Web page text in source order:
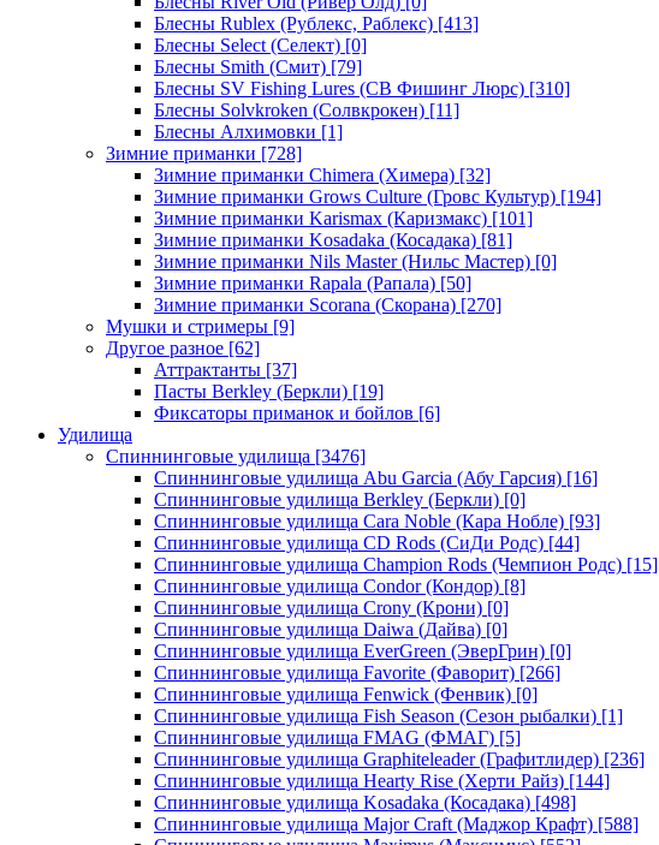
Блесны Rublex (Рублекс, Раблекс) [413]
Блесны Select (Селект) [0]
Блесны Smith (Смит) [79]
Блесны SV Fishing Lures (СВ Фишинг Люрс) [310]
Блесны Solvkroken (Солвкрокен) [11]
Блесны Алхимовки [1]
Зимние приманки [728]
Зимние приманки Chimera (Химера) [32]
Зимние приманки Grows Culture (Гровс Культур) [194]
Зимние приманки Karismax (Каризмакс) [101]
Зимние приманки Kosadaka (Косадака) [81]
Зимние приманки Nils Master (Нильс Мастер) [0]
Зимние приманки Rapala (Рапала) [50]
Зимние приманки Scorana (Скорана) [270]
Мушки и стримеры [9]
Другое разное [62]
Аттрактанты [37]
Пасты Berkley (Беркли) [19]
Фиксаторы приманок и бойлов [6]
Удилища
Спиннинговые удилища [3476]
Спиннинговые удилища Abu Garcia (Абу Гарсия) [16]
Спиннинговые удилища Berkley (Беркли) [0]
Спиннинговые удилища Cara Noble (Кара Нобле) [93]
Спиннинговые удилища CD Rods (СиДи Родс) [44]
Спиннинговые удилища Champion Rods (Чемпион Родс) [15]
Спиннинговые удилища Condor (Кондор) [8]
Спиннинговые удилища Crony (Крони) [0]
Спиннинговые удилища Daiwa (Дайва) [0]
Спиннинговые удилища EverGreen (ЭверГрин) [0]
Спиннинговые удилища Favorite (Фаворит) [266]
Спиннинговые удилища Fenwick (Фенвик) [0]
Спиннинговые удилища Fish Season (Сезон рыбалки) [1]
Спиннинговые удилища FMAG (ФМАГ) [5]
Спиннинговые удилища Graphiteleader (Графитлидер) [236]
Спиннинговые удилища Hearty Rise (Херти Райз) [144]
Спиннинговые удилища Kosadaka (Косадака) [498]
Спиннинговые удилища Major Craft (Маджор Крафт) [588]